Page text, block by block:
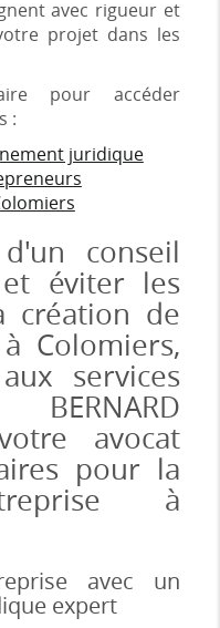
avec rigueur et
projet dans les
pour accéder
:
juridique
conseil
éviter les
création de
Colomiers,
services
votre avocat
pour la
à
avec un
expert